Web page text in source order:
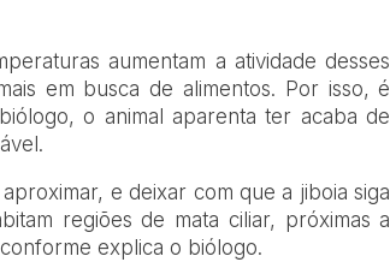
aumentam a atividade desses
em busca de alimentos. Por isso, é
o animal aparenta ter acaba de
e deixar com que a jiboia siga
regiões de mata ciliar, próximas a
explica o biólogo.